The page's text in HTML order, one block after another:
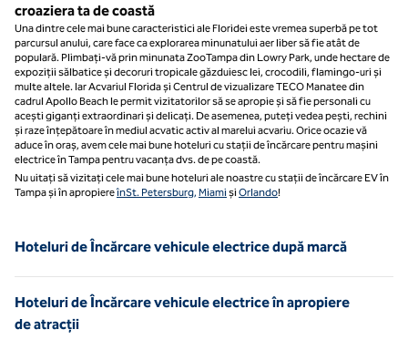
croaziera ta de coastă
Una dintre cele mai bune caracteristici ale Floridei este vremea superbă pe tot
parcursul anului, care face ca explorarea minunatului aer liber să fie atât de
populară. Plimbați-vă prin minunata ZooTampa din Lowry Park, unde hectare de
expoziții sălbatice și decoruri tropicale găzduiesc lei, crocodili, flamingo-uri și
multe altele. Iar Acvariul Florida și Centrul de vizualizare TECO Manatee din
cadrul Apollo Beach le permit vizitatorilor să se apropie și să fie personali cu
acești giganți extraordinari și delicați. De asemenea, puteți vedea pești, rechini
și raze înțepătoare în mediul acvatic activ al marelui acvariu. Orice ocazie vă
aduce în oraș, avem cele mai bune hoteluri cu stații de încărcare pentru mașini
electrice în Tampa pentru vacanța dvs. de pe coastă.
Nu uitați să vizitați cele mai bune hoteluri ale noastre cu stații de încărcare EV în
Tampa și în apropiereînSt. Petersburg, MiamișiOrlando!
Hoteluri de Încărcare vehicule electrice după marcă
Hoteluri de Încărcare vehicule electrice în apropiere
de atracții